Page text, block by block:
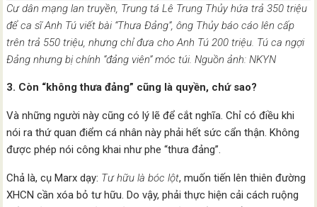
Cư dân mạng lan truyền, Trung tá Lê Trung Thủy hứa trả 350 triệu
để ca sĩ Anh Tú viết bài “Thưa Đảng”, ông Thủy báo cáo lên cấp
trên trả 550 triệu, nhưng chỉ đưa cho Anh Tú 200 triệu. Tú ca ngợi
Đảng nhưng bị chính “đảng viên” móc túi. Nguồn ảnh: NKYN
3. Còn “không thưa đảng” cũng là quyền, chứ sao?
Và những người này cũng có lý lẽ để cắt nghĩa. Chỉ có điều khi
nói ra thứ quan điểm cá nhân này phải hết sức cẩn thận. Không
được phép nói công khai như phe “thưa đảng”.
Chả là, cụ Marx dạy: Tư hữu là bóc lột, muốn tiến lên thiên đường
XHCN cần xóa bỏ tư hữu. Do vậy, phải thực hiện cải cách ruộng